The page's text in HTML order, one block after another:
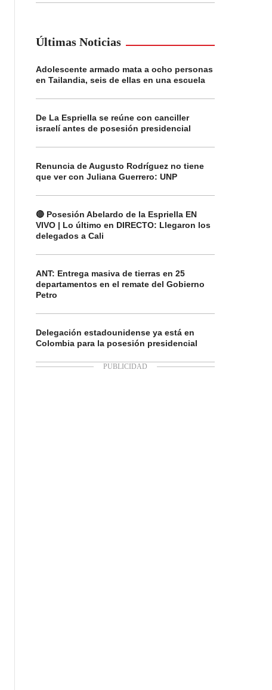
Últimas Noticias
Adolescente armado mata a ocho personas
en Tailandia, seis de ellas en una escuela
De La Espriella se reúne con canciller
israelí antes de posesión presidencial
Renuncia de Augusto Rodríguez no tiene
que ver con Juliana Guerrero: UNP
🔴 Posesión Abelardo de la Espriella EN
VIVO | Lo último en DIRECTO: Llegaron los
delegados a Cali
ANT: Entrega masiva de tierras en 25
departamentos en el remate del Gobierno
Petro
Delegación estadounidense ya está en
Colombia para la posesión presidencial